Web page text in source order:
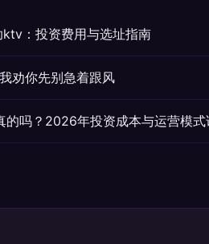
：投资费用与选址指南
劝你先别急着跟风
的吗？2026年投资成本与运营模式